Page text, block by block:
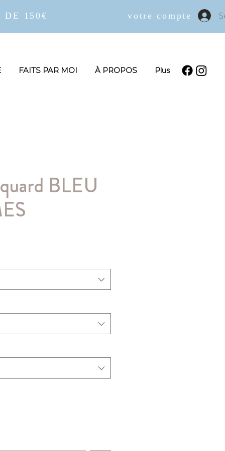
DE 150€ votre compte
FAITS PAR MOI À PROPOS Plus
BLEU